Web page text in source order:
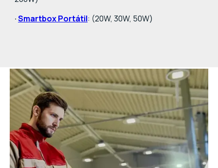
·Smartbox Portátil: (20W, 30W, 50W)